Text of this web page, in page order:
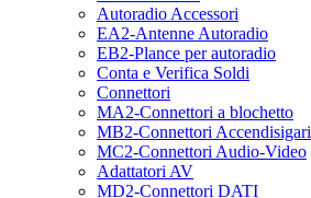
Autoradio Accessori
EA2-Antenne Autoradio
EB2-Plance per autoradio
Conta e Verifica Soldi
Connettori
MA2-Connettori a blochetto
MB2-Connettori Accendisigari
MC2-Connettori Audio-Video
Adattatori AV
MD2-Connettori DATI